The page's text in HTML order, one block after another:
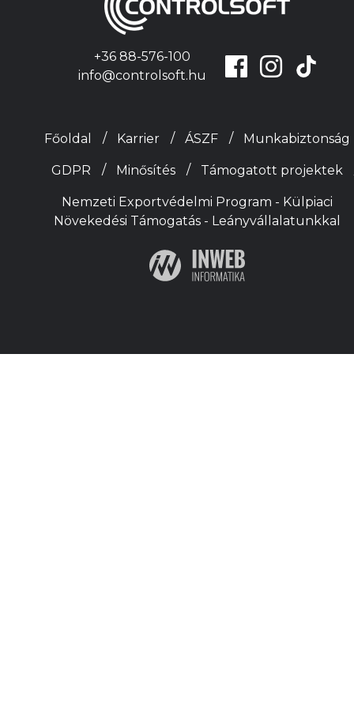
+36 88-576-100
info@controlsoft.hu
Főoldal Karrier ÁSZF Munkabiztonság
GDPR Minősítés Támogatott projektek
Nemzeti Exportvédelmi Program - Külpiaci
Növekedési Támogatás - Leányvállalatunkkal